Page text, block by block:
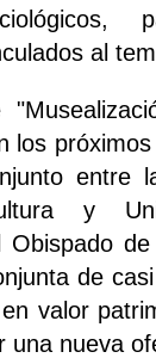
al
los
entre
y
Obispado
de
valor
una nueva